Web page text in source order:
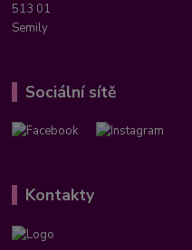
513 01
Semily
Sociální sítě
Kontakty